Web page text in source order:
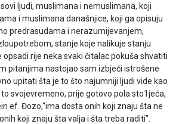
ljudi, muslimana i nemuslimana, koji
i muslimana današnjice, koji ga opisuju
predrasudama i nerazumijevanjem,
stanje koje nalikuje stanju
opsadi rije neka svaki čitalac pokuša shvatiti
pitanjima nastojao sam izbjeći istrošene
upitati šta je to što najumniji ljudi vide kao
svojevremeno, prije gotovo pola sto1jeća,
ef. Đozo,“ima dosta onih koji znaju šta ne
koji znaju šta valja i šta treba raditi”.